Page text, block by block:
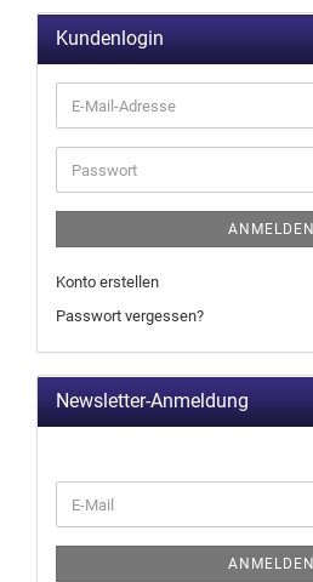
Kundenlogin
ANMELDEN
Konto erstellen
Passwort vergessen?
Newsletter-Anmeldung
ANMELDEN